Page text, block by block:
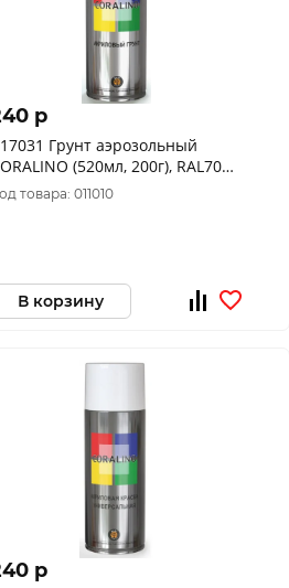
p
Грунт аэрозольный
(520мл, 200г), RAL7031
серый
товара: 011010
В корзину
p